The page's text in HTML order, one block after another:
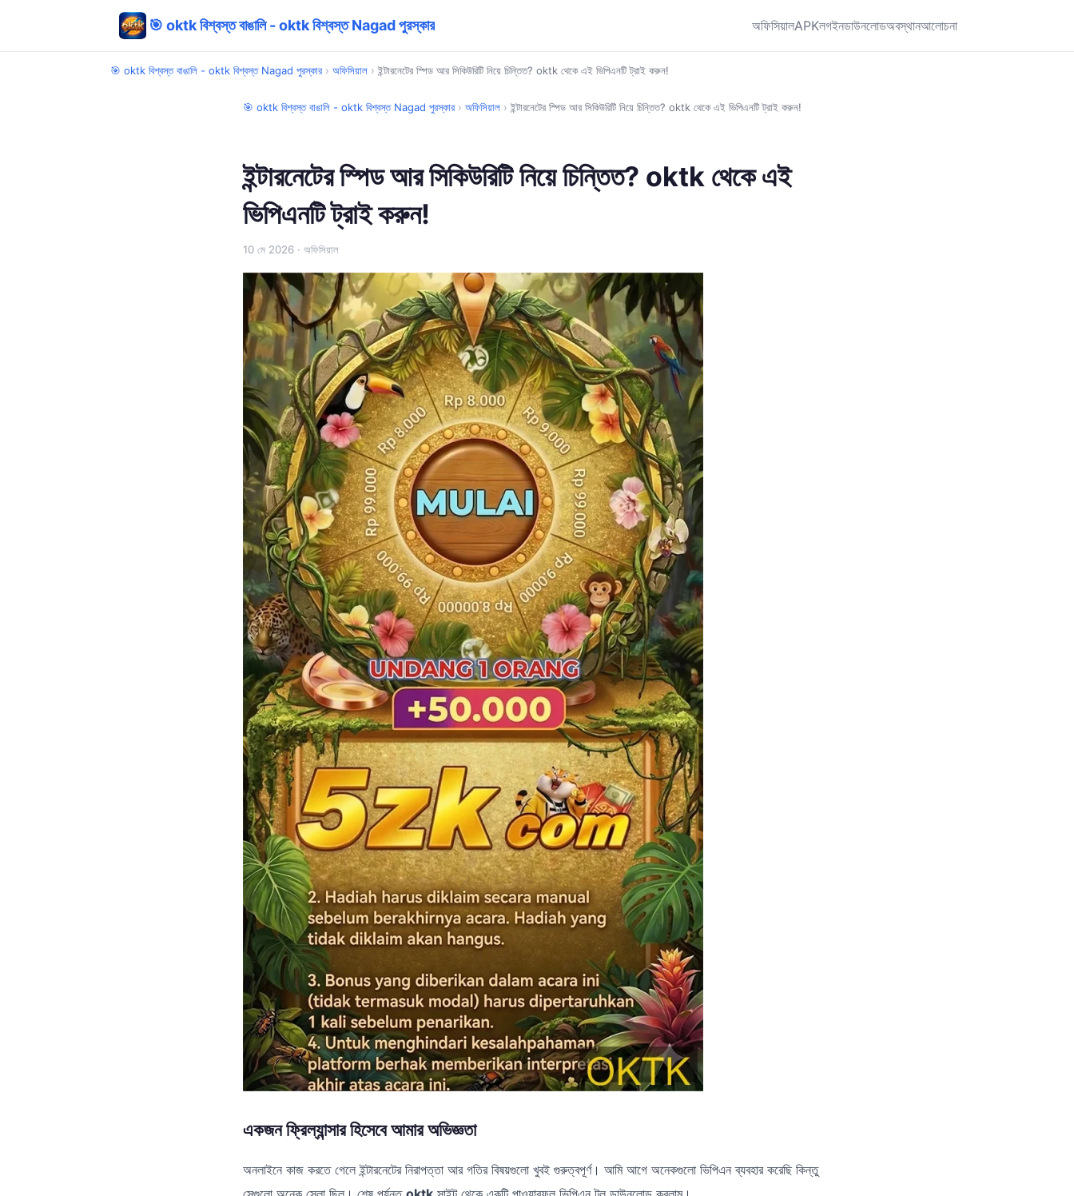
🎯 oktk বিশ্বস্ত বাঙালি - oktk বিশ্বস্ত Nagad পুরস্কার অফিসিয়ালAPKলগইনডাউনলোডঅবস্থানআলোচনা
🎯 oktk বিশ্বস্ত বাঙালি - oktk বিশ্বস্ত Nagad পুরস্কার › অফিসিয়াল › ইন্টারনেটের স্পিড আর সিকিউরিটি নিয়ে চিন্তিত? oktk থেকে এই ভিপিএনটি ট্রাই করুন!
🎯 oktk বিশ্বস্ত বাঙালি - oktk বিশ্বস্ত Nagad পুরস্কার › অফিসিয়াল › ইন্টারনেটের স্পিড আর সিকিউরিটি নিয়ে চিন্তিত? oktk থেকে এই ভিপিএনটি ট্রাই করুন!
ইন্টারনেটের স্পিড আর সিকিউরিটি নিয়ে চিন্তিত? oktk থেকে এই
ভিপিএনটি ট্রাই করুন!
10 মে 2026 · অফিসিয়াল
একজন ফ্রিল্যান্সার হিসেবে আমার অভিজ্ঞতা
অনলাইনে কাজ করতে গেলে ইন্টারনেটের নিরাপত্তা আর গতির বিষয়গুলো খুবই গুরুত্বপূর্ণ। আমি আগে অনেকগুলো ভিপিএন ব্যবহার করেছি কিন্তু